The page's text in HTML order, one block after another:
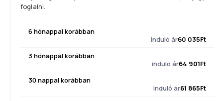
foglalni.
6 hónappal korábban
induló ár60 035Ft
3 hónappal korábban
induló ár64 901Ft
30 nappal korábban
induló ár61 865Ft